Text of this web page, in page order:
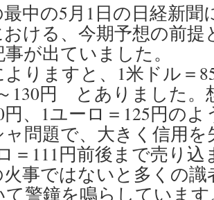
中の5月1日の日経新聞
ける、今期予想の前
が出ていました。
りますと、1米ドル＝
130円 とありました。
円、1ユーロ＝125円の
問題で、大きく信用を
＝111円前後まで売り
事ではないと多くの識
て警鐘を鳴らしています